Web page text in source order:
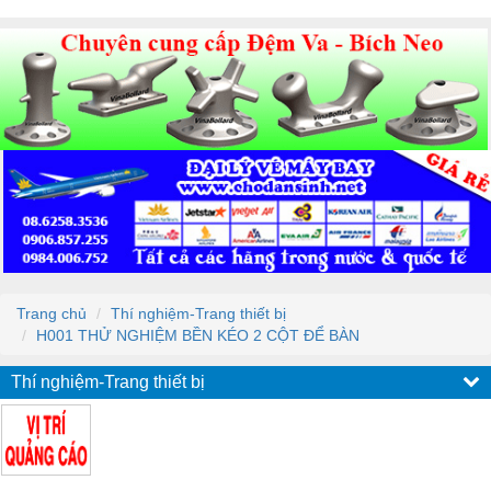
Trang chủ
Thí nghiệm-Trang thiết bị
H001 THỬ NGHIỆM BỀN KÉO 2 CỘT ĐỂ BÀN
Thí nghiệm-Trang thiết bị